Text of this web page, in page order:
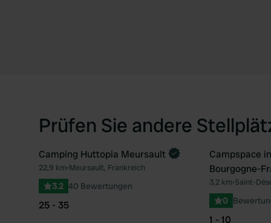
Prüfen Sie andere
Favorit
Jetzt buchen
Camping Huttopia Meursault
22,9 km•Meursault, Frankreich
3.2 40 Bewertungen
25 - 35
Jetzt buchen
Campspace
Bourgogne-
3,2 km•Saint-
0
1 - 10